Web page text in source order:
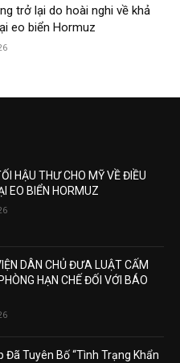
trở lại do hoài nghi về khả
eo biển Hormuz
HẬU THƯ CHO MỸ VỀ ĐIỀU
EO BIỂN HORMUZ
DÂN CHỦ ĐƯA LUẬT CẤM
HẠN CHẾ ĐỐI VỚI BÁO
Đã Tuyên Bố “Tình Trạng Khẩn